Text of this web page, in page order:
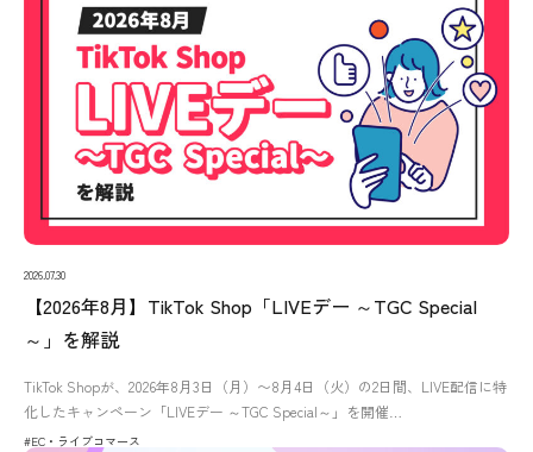
2026.07.30
【2026年8月】TikTok Shop「LIVEデー ～TGC Special
～」を解説
TikTok Shopが、2026年8月3日（月）〜8月4日（火）の2日間、LIVE配信に特
化したキャンペーン「LIVEデー ～TGC Special～」を開催…
#EC・ライブコマース